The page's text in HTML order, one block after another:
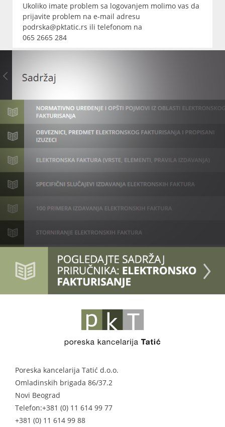
Ukoliko imate problem sa logovanjem molimo vas da
prijavite problem na e-mail adresu
podrska@pktatic.rs ili telefonom na
065 2665 284
Poreska kancelarija Tatić d.o.o.
Omladinskih brigada 86/37.2
Novi Beograd
Telefon:+381 (0) 11 614 99 77
+381 (0) 11 614 99 88